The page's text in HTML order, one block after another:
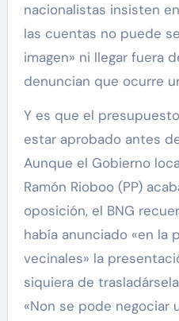
nacionalistas insisten
las cuentas no puede
imagen» ni llegar fuera
denuncian que ocurre
Y es que el
estar aprobado antes
Aunque el Gobierno
Ramón Rioboo (PP)
oposición, el BNG
había anunciado «en la
vecinales» la
siquiera de
«Non se pode negociar